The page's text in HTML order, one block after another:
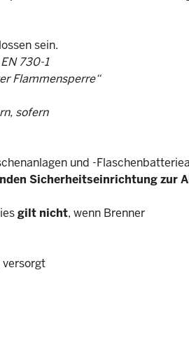
sein.
730-1
Flammensperre“
sofern
und -
Sicherheitseinrichtung zur
gilt nicht, wenn Brenner